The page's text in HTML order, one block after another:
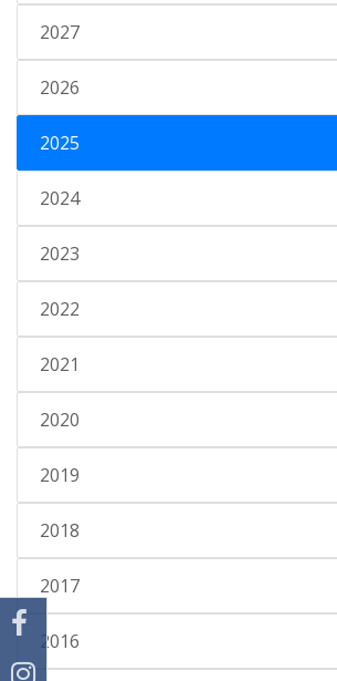
2027
2026
2025
2024
2023
2022
2021
2020
2019
2018
2017
2016